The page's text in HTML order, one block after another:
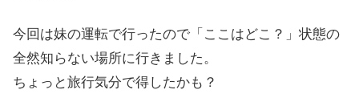
今回は妹の運転で行ったので「ここはどこ？」状態の
全然知らない場所に行きました。
ちょっと旅行気分で得したかも？